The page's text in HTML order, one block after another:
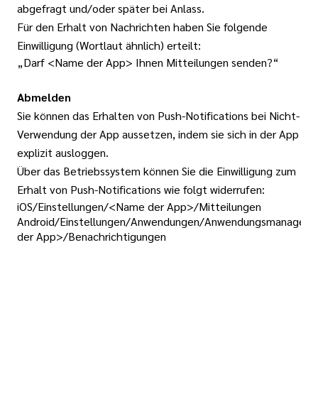
abgefragt und/oder später bei Anlass.
Für den Erhalt von Nachrichten haben Sie folgende
Einwilligung (Wortlaut ähnlich) erteilt:
„Darf <Name der App> Ihnen Mitteilungen senden?“
Abmelden
Sie können das Erhalten von Push-Notifications bei Nicht-
Verwendung der App aussetzen, indem sie sich in der App
explizit ausloggen.
Über das Betriebssystem können Sie die Einwilligung zum
Erhalt von Push-Notifications wie folgt widerrufen:
iOS/Einstellungen/<Name der App>/Mitteilungen
Android/Einstellungen/Anwendungen/Anwendungsmanager/
der App>/Benachrichtigungen